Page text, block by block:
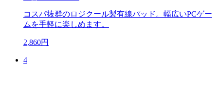
コスパ抜群のロジクール製有線パッド。幅広いPCゲー
ムを手軽に楽しめます。
2,860円
4